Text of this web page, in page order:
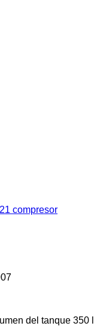
compresor
del tanque 350 l